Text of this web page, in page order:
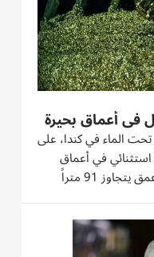
في أعماق بحيرة
الماء في كندا، على
في أعماق
بحيرة أونتاريو، بعدما عثر عليه على عمق يتجاوز 91 متراً
السفينة قائمتين في
العظمى. كان